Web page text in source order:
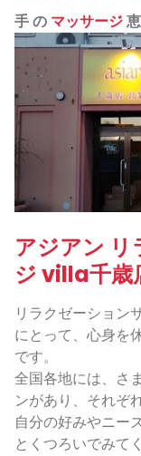
手 の マッサージ
アジアン リ
ジ villa千歳
リラクゼーション
にとって、心身を
です。
全国各地には、さ
ンがあり、それぞ
自分の好みやニー
とくつろいでみて